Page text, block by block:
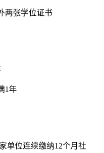
两张学位证书
1年
单位连续缴纳12个月社